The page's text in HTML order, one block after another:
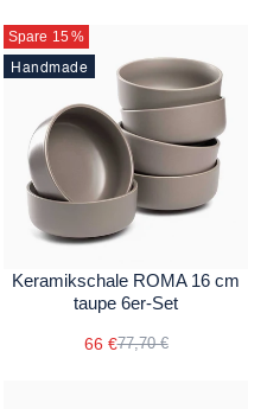
Spare 15 %
Handmade
Keramikschale ROMA 16 cm
taupe 6er-Set
66 €77,70 €